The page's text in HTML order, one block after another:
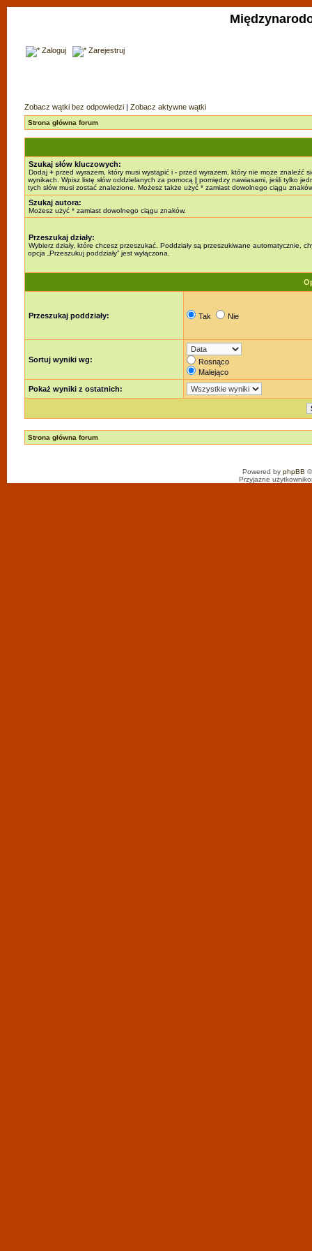
Zaloguj Zarejestruj
Zobacz wątki bez odpowiedzi | Zobacz aktywne wątki
Strona główna forum
Szukaj słów kluczowych:
Dodaj + przed wyrazem, który musi wystąpić i - przed wyrazem, który nie może znaleźć
wynikach. Wpisz listę słów oddzielanych za pomocą | pomiędzy nawiasami, jeśli tylko
tych słów musi zostać znalezione. Możesz także użyć * zamiast dowolnego ciągu
Szukaj autora:
Możesz użyć * zamiast dowolnego ciągu znaków.
Przeszukaj działy:
Wybierz działy, które chcesz przeszukać. Poddziały są przeszukiwane automatycznie,
opcja „Przeszukuj poddziały” jest wyłączona.
Przeszukaj poddziały: Tak Nie
Sortuj wyniki wg:
Rosnąco
Malejąco
Pokaż wyniki z ostatnich:
Strona główna forum
Powered by phpBB
Przyjazne